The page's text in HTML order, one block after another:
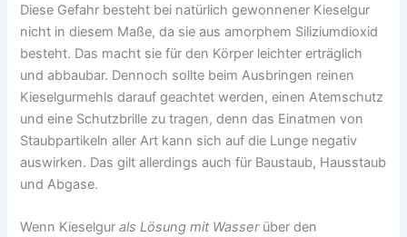
Diese Gefahr besteht bei natürlich gewonnener Kieselgur
nicht in diesem Maße, da sie aus amorphem Siliziumdioxid
besteht. Das macht sie für den Körper leichter erträglich
und abbaubar. Dennoch sollte beim Ausbringen reinen
Kieselgurmehls darauf geachtet werden, einen Atemschutz
und eine Schutzbrille zu tragen, denn das Einatmen von
Staubpartikeln aller Art kann sich auf die Lunge negativ
auswirken. Das gilt allerdings auch für Baustaub, Hausstaub
und Abgase.
Wenn Kieselgurals Lösung mit Wasserüber den